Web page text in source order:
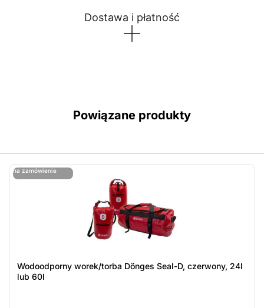
Dostawa i płatność
Powiązane produkty
na zamówienie
ostatnie sztuki
Wodoodporny worek/torba Dönges Seal-D, czerwony, 24l
lub 60l